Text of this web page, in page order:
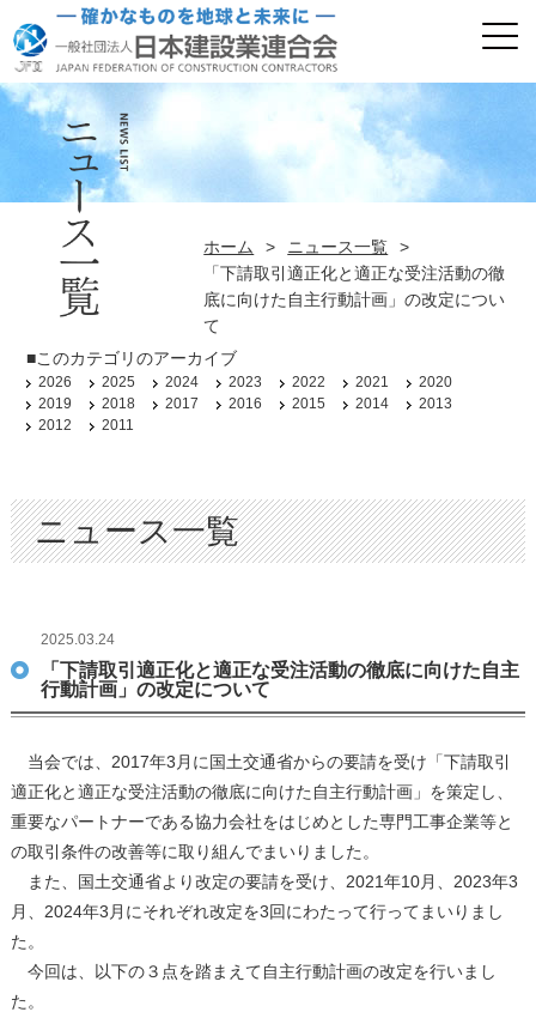
ホーム > ニュース一覧
>
「下請取引適正化と適正な受注活動の徹
底に向けた自主行動計画」の改定につい
て
ニュース一覧
2025.03.24
「下請取引適正化と適正な受注活動の徹底に向けた自主
行動計画」の改定について
当会では、2017年3月に国土交通省からの要請を受け「下請取引
適正化と適正な受注活動の徹底に向けた自主行動計画」を策定し、
重要なパートナーである協力会社をはじめとした専門工事企業等と
の取引条件の改善等に取り組んでまいりました。
また、国土交通省より改定の要請を受け、2021年10月、2023年3
月、2024年3月にそれぞれ改定を3回にわたって行ってまいりまし
た。
今回は、以下の３点を踏まえて自主行動計画の改定を行いまし
た。
■このカテゴリのアーカイブ
2026 2025 2024 2023 2022 2021
2020
2019
2018 2017 2016 2015 2014
2013
2012
2011